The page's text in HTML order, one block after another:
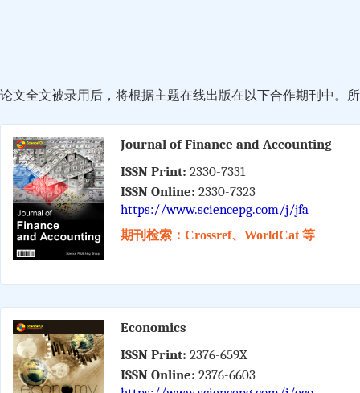
论文全文被录用后，将根据主题在线出版在以下合作期刊中。
Journal of Finance and Accounting
ISSN Print: 2330-7331
ISSN Online: 2330-7323
https://www.sciencepg.com/j/jfa
期刊检索：Crossref、WorldCat 等
Economics
ISSN Print: 2376-659X
ISSN Online: 2376-6603